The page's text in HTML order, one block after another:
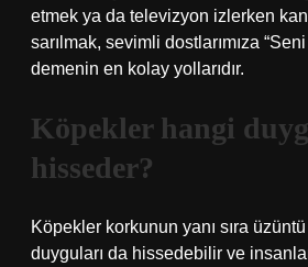
etmek ya da televizyon izlerken
sarılmak, sevimli dostlarımıza
demenin en kolay yollarıdır.
Köpekler hangi
hisseder?
Köpekler korkunun yanı sıra
duyguları da hissedebilir ve